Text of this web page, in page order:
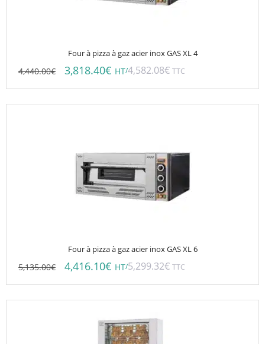
Four à pizza à gaz acier inox GAS XL 4
4,440.00€ 3,818.40€ HT/4,582.08€ TTC
Four à pizza à gaz acier inox GAS XL 6
5,135.00€ 4,416.10€ HT/5,299.32€ TTC